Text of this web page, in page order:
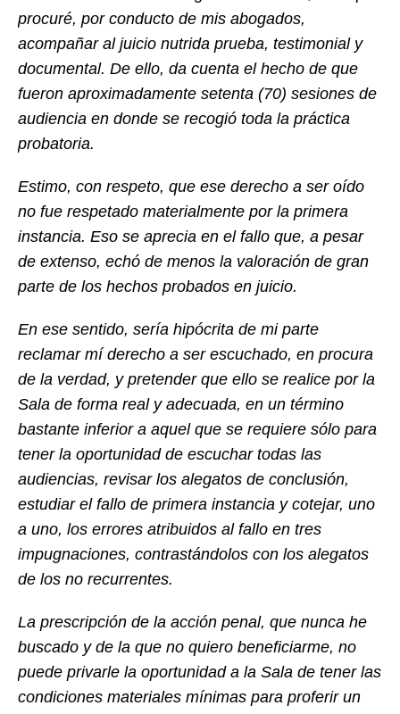
procuré, por conducto de mis abogados,
acompañar al juicio nutrida prueba, testimonial y
documental. De ello, da cuenta el hecho de que
fueron aproximadamente setenta (70) sesiones de
audiencia en donde se recogió toda la práctica
probatoria.
Estimo, con respeto, que ese derecho a ser oído
no fue respetado materialmente por la primera
instancia. Eso se aprecia en el fallo que, a pesar
de extenso, echó de menos la valoración de gran
parte de los hechos probados en juicio.
En ese sentido, sería hipócrita de mi parte
reclamar mí derecho a ser escuchado, en procura
de la verdad, y pretender que ello se realice por la
Sala de forma real y adecuada, en un término
bastante inferior a aquel que se requiere sólo para
tener la oportunidad de escuchar todas las
audiencias, revisar los alegatos de conclusión,
estudiar el fallo de primera instancia y cotejar, uno
a uno, los errores atribuidos al fallo en tres
impugnaciones, contrastándolos con los alegatos
de los no recurrentes.
La prescripción de la acción penal, que nunca he
buscado y de la que no quiero beneficiarme, no
puede privarle la oportunidad a la Sala de tener las
condiciones materiales mínimas para proferir un